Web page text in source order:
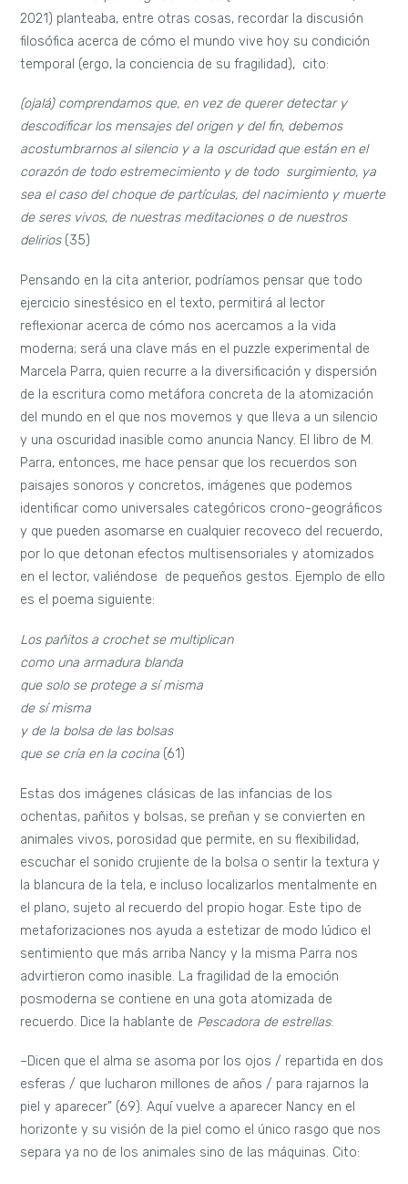
2021) planteaba, entre otras cosas, recordar la discusión
filosófica acerca de cómo el mundo vive hoy su condición
temporal (ergo, la conciencia de su fragilidad), cito:
(ojalá) comprendamos que, en vez de querer detectar y
descodificar los mensajes del origen y del fin, debemos
acostumbrarnos al silencio y a la oscuridad que están en el
corazón de todo estremecimiento y de todo surgimiento, ya
sea el caso del choque de partículas, del nacimiento y muerte
de seres vivos, de nuestras meditaciones o de nuestros
delirios(35)
Pensando en la cita anterior, podríamos pensar que todo
ejercicio sinestésico en el texto, permitirá al lector
reflexionar acerca de cómo nos acercamos a la vida
moderna; será una clave más en el puzzle experimental de
Marcela Parra, quien recurre a la diversificación y dispersión
de la escritura como metáfora concreta de la atomización
del mundo en el que nos movemos y que lleva a un silencio
y una oscuridad inasible como anuncia Nancy. El libro de M.
Parra, entonces, me hace pensar que los recuerdos son
paisajes sonoros y concretos, imágenes que podemos
identificar como universales categóricos crono-geográficos
y que pueden asomarse en cualquier recoveco del recuerdo,
por lo que detonan efectos multisensoriales y atomizados
en el lector, valiéndose de pequeños gestos. Ejemplo de ello
es el poema siguiente:
Los pañitos a crochet se multiplican
como una armadura blanda
que solo se protege a sí misma
de sí misma
y de la bolsa de las bolsas
que se cría en la cocina (61)
Estas dos imágenes clásicas de las infancias de los
ochentas, pañitos y bolsas, se preñan y se convierten en
animales vivos, porosidad que permite, en su flexibilidad,
escuchar el sonido crujiente de la bolsa o sentir la textura y
la blancura de la tela, e incluso localizarlos mentalmente en
el plano, sujeto al recuerdo del propio hogar. Este tipo de
metaforizaciones nos ayuda a estetizar de modo lúdico el
sentimiento que más arriba Nancy y la misma Parra nos
advirtieron como inasible. La fragilidad de la emoción
posmoderna se contiene en una gota atomizada de
recuerdo. Dice la hablante de Pescadora de estrellas:
–Dicen que el alma se asoma por los ojos / repartida en dos
esferas / que lucharon millones de años / para rajarnos la
piel y aparecer” (69). Aquí vuelve a aparecer Nancy en el
horizonte y su visión de la piel como el único rasgo que nos
separa ya no de los animales sino de las máquinas. Cito: